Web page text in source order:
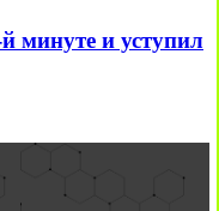
минуте и уступил